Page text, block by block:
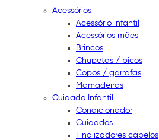
Acessórios
Acessório infantil
Acessórios mães
Brincos
Chupetas / bicos
Copos / garrafas
Mamadeiras
Cuidado Infantil
Condicionador
Cuidados
Finalizadores cabelos